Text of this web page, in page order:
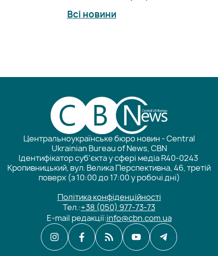
Всі новини
Центральноукраїнське бюро новин - Central
Ukrainian Bureau of News, CBN
Ідентифікатор суб'єкта у сфері медіа R40-0243
Кропивницький, вул. Велика Перспективна, 46, третій
поверх (з 10:00 до 17:00 у робочі дні)
Політика конфіденційності
Тел.:+38 (050) 977-73-73
E-mail редакції:info@cbn.com.ua